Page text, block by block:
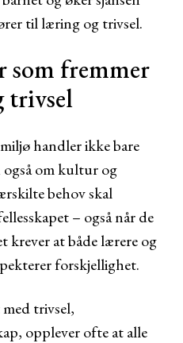
til læring og trivsel.
fremmer
trivsel
handler ikke bare
også om kultur og
behov skal
– også når de
krever at både lærere og
forskjellighet.
trivsel,
opplever ofte at alle